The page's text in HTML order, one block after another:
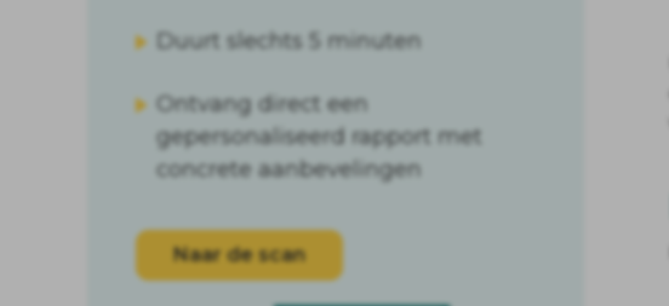
Duurt slechts 5 minuten
Ontvang direct een
gepersonaliseerd rapport met
concrete aanbevelingen
Naar de scan